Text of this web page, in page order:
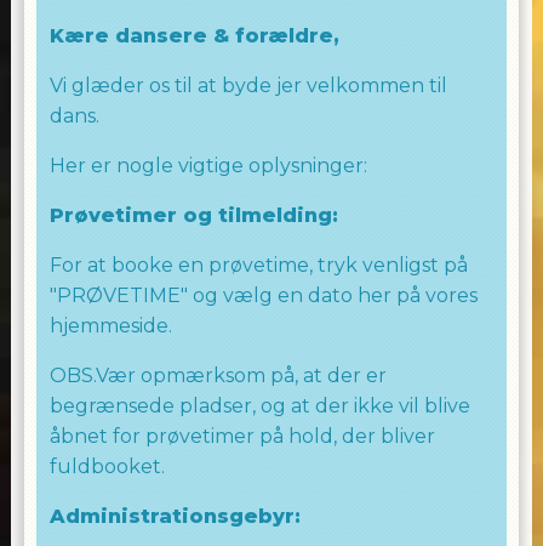
Allingham Dance Team er anerkendt for
vores passion for dans samt vores glæde ved
at arbejde med børn.
børnene kan udfolde sig og udvikle sig
gennem dans.
Med fokus på sjov, kreativitet og læring er
ULTRA KIDS MOVES Dance en fantastisk
mulighed for de små at udforske deres
fremme deres kærlighed til bevægelse og
musik.
Bemærk venligst, at forældre kun er
velkomne inde i dansesalen den første
undervisningsgang. Dette gøres for at skabe
Kære dansere & forældre,
Vi glæder os til at byde jer velkommen til
dans.
Her er nogle vigtige oplysninger:
Prøvetimer og tilmelding:
For at booke en prøvetime, tryk venligst på
"PRØVETIME" og vælg en dato her på vores
hjemmeside.
OBS.Vær opmærksom på, at der er
begrænsede pladser, og at der ikke vil blive
åbnet for prøvetimer på hold, der bliver
fuldbooket.
Administrationsgebyr: